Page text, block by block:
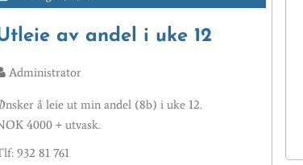
av andel i uke 12
Administrator
å leie ut min andel (8b) i uke 12.
4000 + utvask.
932 81 761